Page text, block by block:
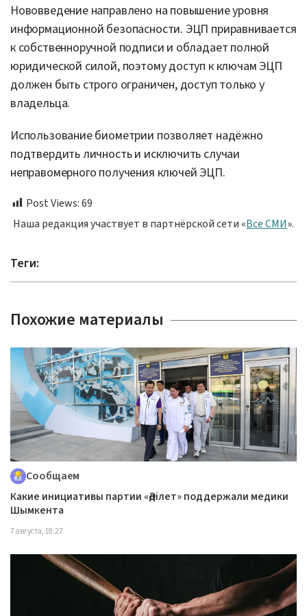
Нововведение направлено на повышение уровня
информационной безопасности. ЭЦП приравнивается
к собственноручной подписи и обладает полной
юридической силой, поэтому доступ к ключам ЭЦП
должен быть строго ограничен, доступ только у
владельца.
Использование биометрии позволяет надёжно
подтвердить личность и исключить случаи
неправомерного получения ключей ЭЦП.
Post Views:69
Наша редакция участвует в партнёрской сети «Все СМИ».
Теги:
Похожие материалы
Сообщаем
Какие инициативы партии «Әділет» поддержали медики
Шымкента
7 августа, 18:27